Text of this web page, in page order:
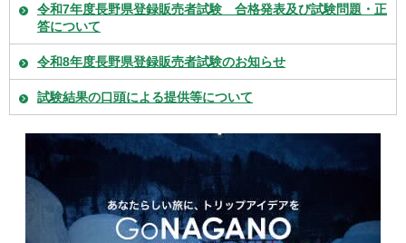
令和7年度長野県登録販売者試験 合格発表及び試験問題・正
答について
令和8年度長野県登録販売者試験のお知らせ
試験結果の口頭による提供等について